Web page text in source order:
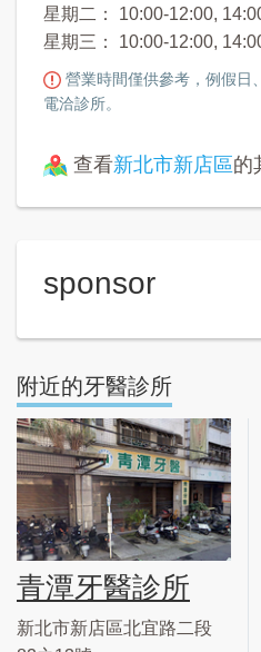
星期二： 10:00-12:00,
星期三： 10:00-12:00,
營業時間僅供參考，例假日
電洽診所。
查看新北市新店區的
sponsor
附近的牙醫診所
青潭牙醫診所
新北市新店區北宜路二段